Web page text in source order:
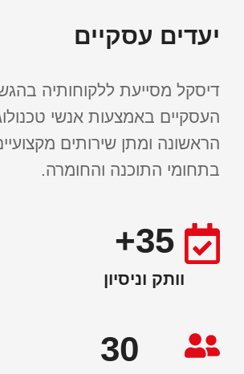
יעדים עסקיים
דיסקל מסייעת ללקוחותיה
העסקיים באמצעות אנשי
הראשונה ומתן שירותים
בתחומי התוכנה והחומרה.
35+
וותק וניסיון
30